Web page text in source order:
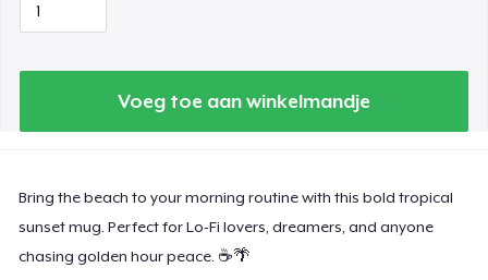
Voeg toe aan winkelmandje
Bring the beach to your morning routine with this bold tropical
sunset mug. Perfect for Lo-Fi lovers, dreamers, and anyone
chasing golden hour peace. ☕🌴